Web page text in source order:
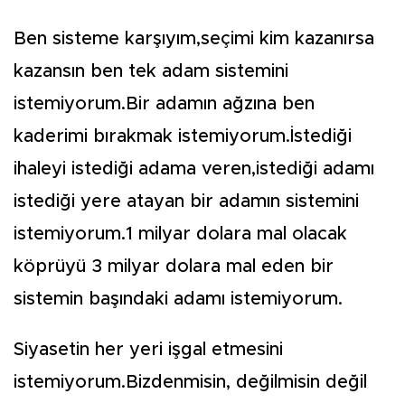
Ben sisteme karşıyım,seçimi kim kazanırsa
kazansın ben tek adam sistemini
istemiyorum.Bir adamın ağzına ben
kaderimi bırakmak istemiyorum.İstediği
ihaleyi istediği adama veren,istediği adamı
istediği yere atayan bir adamın sistemini
istemiyorum.1 milyar dolara mal olacak
köprüyü 3 milyar dolara mal eden bir
sistemin başındaki adamı istemiyorum.
Siyasetin her yeri işgal etmesini
istemiyorum.Bizdenmisin, değilmisin değil